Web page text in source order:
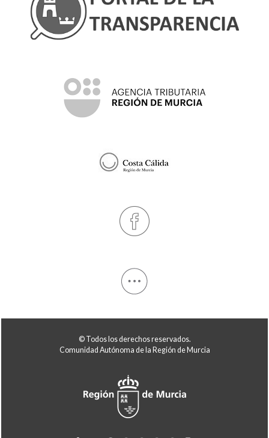
© Todos los derechos reservados.
Comunidad Autónoma de la Región de Murcia